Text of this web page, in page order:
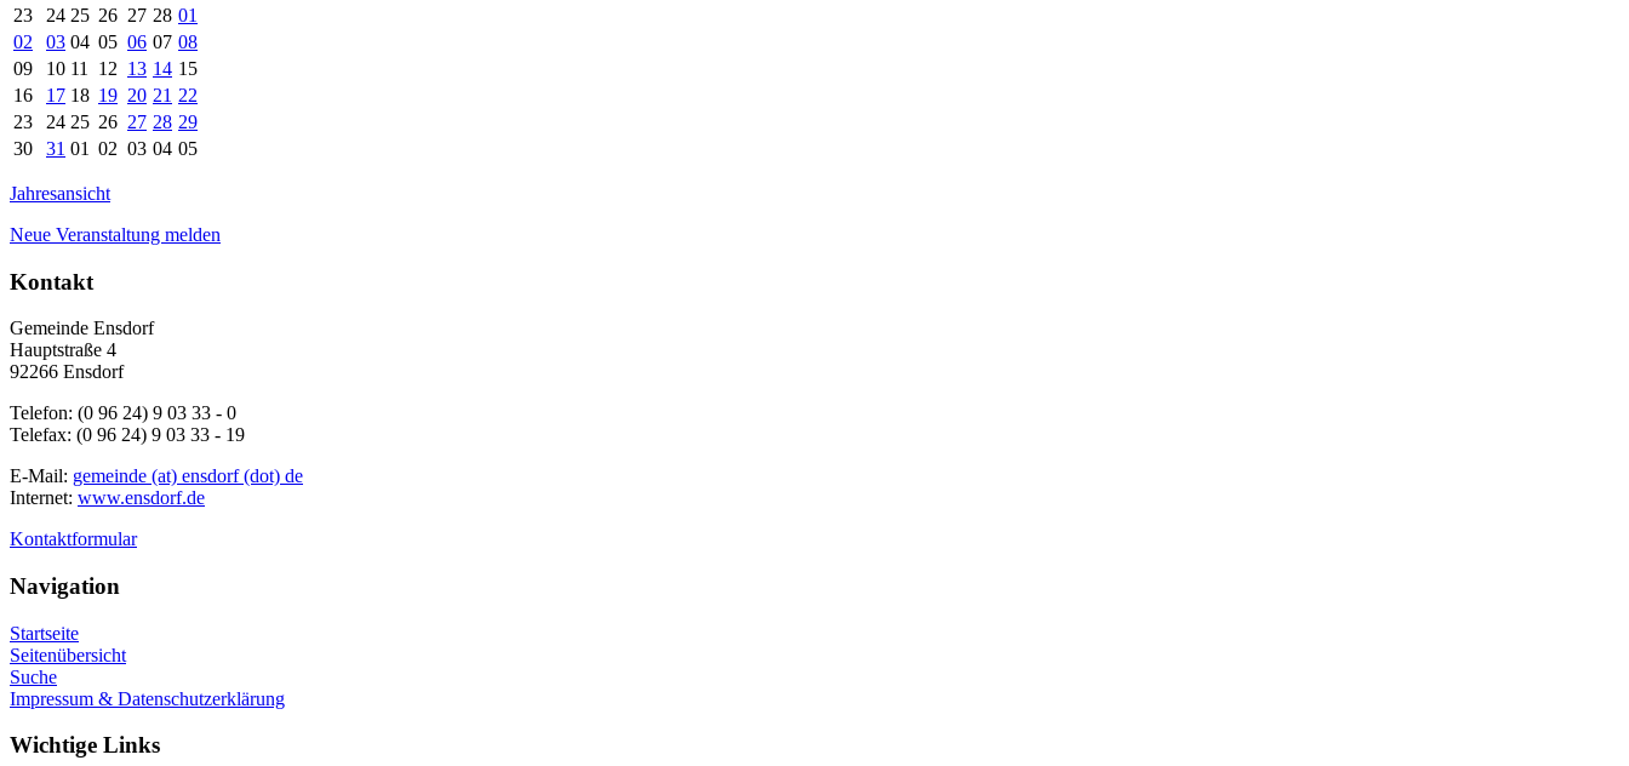
23
24 25 26 27 28 01
02
03 04 05 06 07 08
09
10 11 12 13 14 15
16
17 18 19 20 21 22
23
24 25 26 27 28 29
30
31 01 02 03 04 05
Jahresansicht
Neue Veranstaltung melden
Kontakt
Gemeinde Ensdorf
Hauptstraße 4
92266 Ensdorf
Telefon: (0 96 24) 9 03 33 - 0
Telefax: (0 96 24) 9 03 33 - 19
E-Mail: gemeinde (at) ensdorf (dot) de
Internet: www.ensdorf.de
Kontaktformular
Navigation
Startseite
Seitenübersicht
Suche
Impressum & Datenschutzerklärung
Wichtige Links